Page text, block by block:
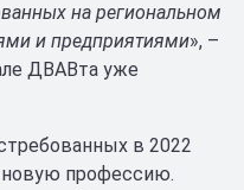
на региональном
и предприятиями», –
ДВАВта уже
в 2022
новую профессию.